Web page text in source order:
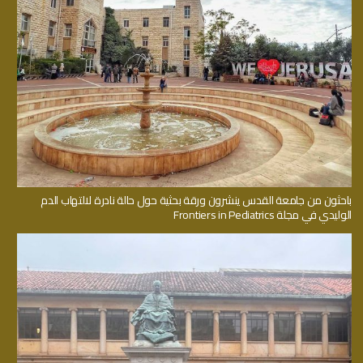
باحثون من جامعة القدس ينشرون ورقة بحثية حول حالة نادرة لالتهاب الدم
الوليدي في مجلة Frontiers in Pediatrics